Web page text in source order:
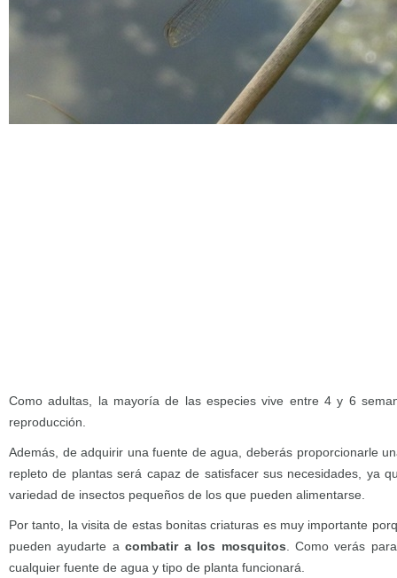
Como adultas, la mayoría de las especies vive entre 4 y 6
reproducción.
Además, de adquirir una fuente de agua, deberás proporcionarle
repleto de plantas será capaz de satisfacer sus necesidades, ya
variedad de insectos pequeños de los que pueden alimentarse.
Por tanto, la visita de estas bonitas criaturas es muy importante
pueden ayudarte acombatir a los mosquitos . Como verás
cualquier fuente de agua y tipo de planta funcionará.